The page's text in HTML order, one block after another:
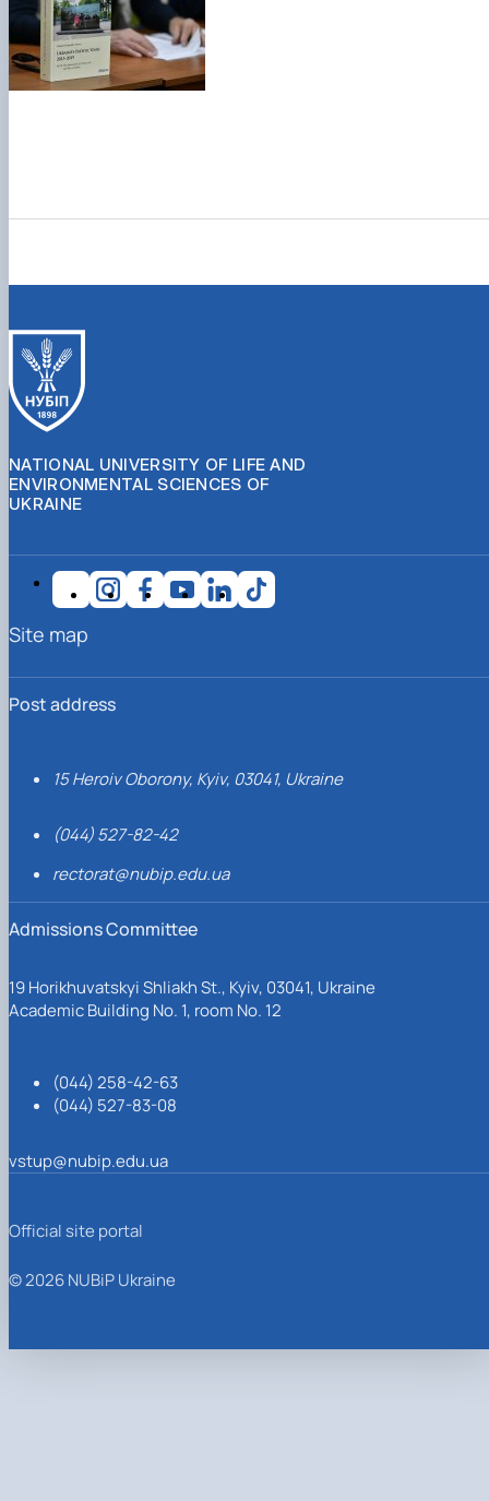
NATIONAL UNIVERSITY OF LIFE AND
ENVIRONMENTAL SCIENCES OF
UKRAINE
Post address
15 Heroiv Oborony, Kyiv, 03041, Ukraine
(044) 527-82-42
rectorat@nubip.edu.ua
Admissions Committee
19 Horikhuvatskyi Shliakh St., Kyiv, 03041, Ukraine
Academic Building No. 1, room No. 12
(044) 258-42-63
(044) 527-83-08
vstup@nubip.edu.ua
Site map
Official site portal
© 2026 NUBiP Ukraine